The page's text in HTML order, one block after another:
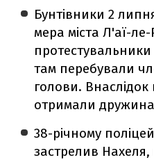
Бунтівники 2
мера міста Л'аї-
там перебували
голови.
отримали
38-річному
застрелив